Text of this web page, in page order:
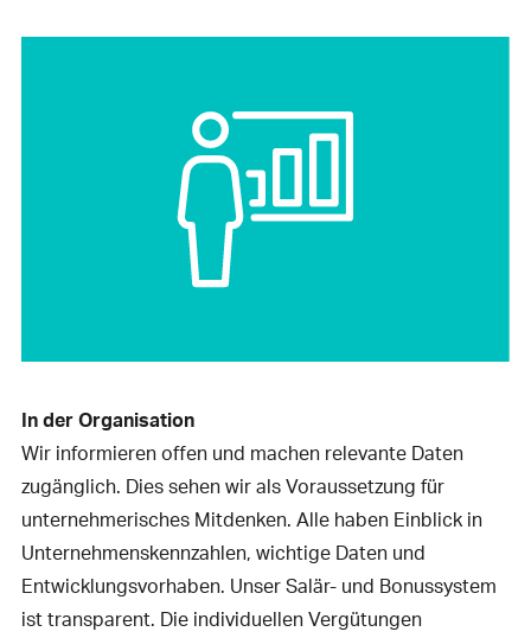
In der Organisation
Wir informieren offen und machen relevante Daten
zugänglich. Dies sehen wir als Voraussetzung für
unternehmerisches Mitdenken. Alle haben Einblick in
Unternehmenskennzahlen, wichtige Daten und
Entwicklungsvorhaben. Unser Salär- und Bonussystem
ist transparent. Die individuellen Vergütungen